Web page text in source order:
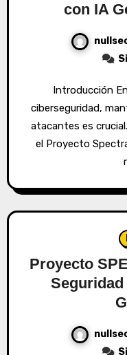
con IA
Introducción En el vertiginoso mundo de la
ciberseguridad,
atacantes es
el Proyecto
Proyecto